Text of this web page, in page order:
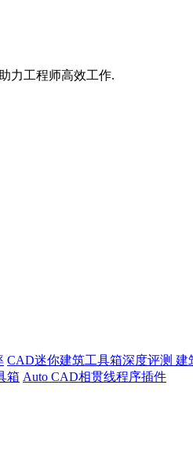
力工程师高效工作.
CAD迷你建筑工具箱深度评测 建
箱 Auto CAD相贯线程序插件